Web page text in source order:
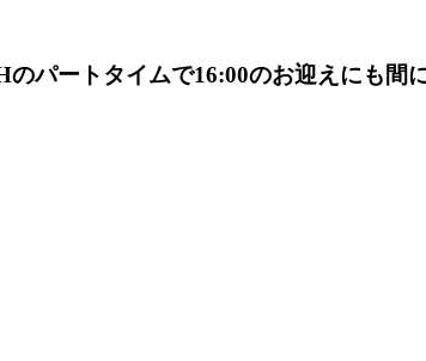
パートタイムで16:00のお迎えにも